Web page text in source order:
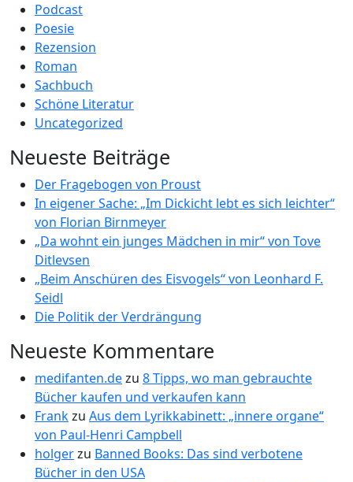
Podcast
Poesie
Rezension
Roman
Sachbuch
Schöne Literatur
Uncategorized
Neueste Beiträge
Der Fragebogen von Proust
In eigener Sache: „Im Dickicht lebt es sich leichter“
von Florian Birnmeyer
„Da wohnt ein junges Mädchen in mir“ von Tove
Ditlevsen
„Beim Anschüren des Eisvogels“ von Leonhard F.
Seidl
Die Politik der Verdrängung
Neueste Kommentare
medifanten.dezu 8 Tipps, wo man gebrauchte
Bücher kaufen und verkaufen kann
Frankzu Aus dem Lyrikkabinett: „innere organe“
von Paul-Henri Campbell
holgerzu Banned Books: Das sind verbotene
Bücher in den USA